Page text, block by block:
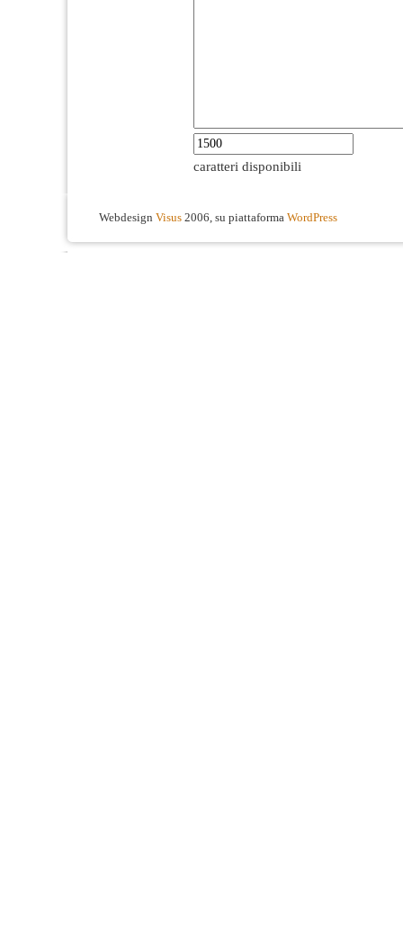
caratteri disponibili
Webdesign Visus 2006, su piattaforma WordPress